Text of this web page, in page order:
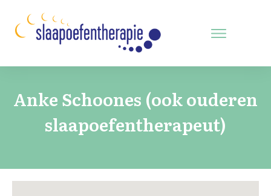
Anke Schoones (ook ouderen
slaapoefentherapeut)